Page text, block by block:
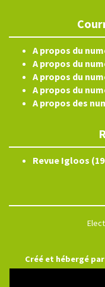
A propos du
A propos du
A propos du
A propos du
A propos des
Revue Igloos
Créé et hébergé
—